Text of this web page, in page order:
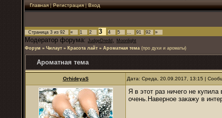
Главная|Регистрация|Вход
Страница 3 из 92 « 1 2 3 4 5 … 91 92 »
Модератор форума: JudgeDredd , Moonlight
Форум » Чилаут » Красота лайт » Ароматная тема (про духи и ароматы)
Ароматная тема
OrhideyaS Дата: Среда, 20.09.2017, 13:15 |
Я в этот раз ничего не
очень.Наверное закажу в